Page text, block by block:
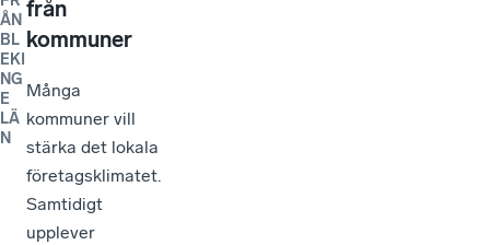
ÅN
BL
EKI
NG
E
LÄ
N
från
kommuner
Många
kommuner vill
stärka det lokala
företagsklimatet.
Samtidigt
upplever